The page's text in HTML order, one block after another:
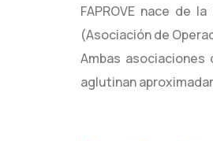
FAPROVE nace de
(Asociación de
Ambas asociaciones
aglutinan